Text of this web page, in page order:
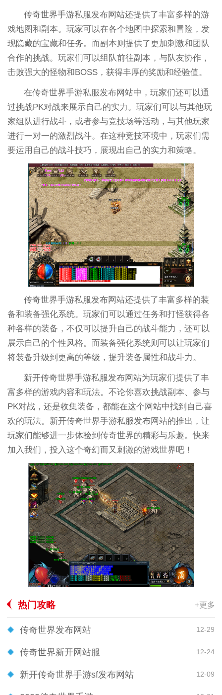
传奇世界手游私服发布网站还提供了丰富多样的游
戏地图和副本。玩家可以在各个地图中探索和冒险，发
现隐藏的宝藏和任务。而副本则提供了更加刺激和团队
合作的挑战。玩家们可以组队前往副本，与队友协作，
击败强大的怪物和BOSS，获得丰厚的奖励和经验值。
在传奇世界手游私服发布网站中，玩家们还可以通
过挑战PK对战来展示自己的实力。玩家们可以与其他玩
家组队进行战斗，或者参与竞技场等活动，与其他玩家
进行一对一的激烈战斗。在这种竞技环境中，玩家们需
要运用自己的战斗技巧，展现出自己的实力和策略。
传奇世界手游私服发布网站还提供了丰富多样的装
备和装备强化系统。玩家们可以通过任务和打怪获得各
种各样的装备，不仅可以提升自己的战斗能力，还可以
展示自己的个性风格。而装备强化系统则可以让玩家们
将装备升级到更高的等级，提升装备属性和战斗力。
新开传奇世界手游私服发布网站为玩家们提供了丰
富多样的游戏内容和玩法。不论你喜欢挑战副本、参与
PK对战，还是收集装备，都能在这个网站中找到自己喜
欢的玩法。新开传奇世界手游私服发布网站的推出，让
玩家们能够进一步体验到传奇世界的精彩与乐趣。快来
加入我们，投入这个奇幻而又刺激的游戏世界吧！
热门攻略 +更多
传奇世界发布网站 12-29
传奇世界新开网站服 12-24
新开传奇世界手游sf发布网站 12-09